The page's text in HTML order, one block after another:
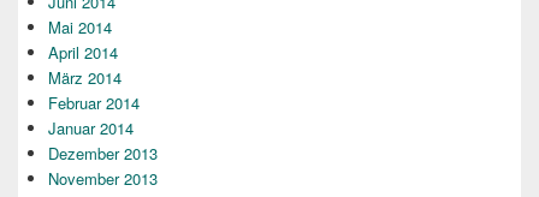
Mai 2014
April 2014
März 2014
Februar 2014
Januar 2014
Dezember 2013
November 2013